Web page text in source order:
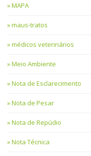
MAPA
maus-tratos
médicos veterinários
Meio Ambiente
Nota de Esclarecimento
Nota de Pesar
Nota de Repúdio
Nota Técnica